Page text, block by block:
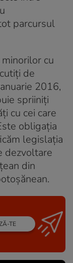
parcursul
cu
de
2016,
spriiniți
cu cei care
obligația
legislația
dezvoltare
din
TE